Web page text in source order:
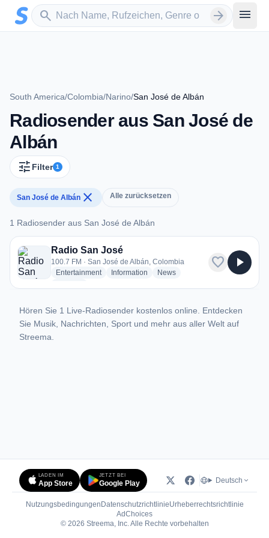
Zum Hauptinhalt springen
search
Sender suchen arrow_forward menu
South America/Colombia/Narino/San José de Albán
Radiosender aus San José de
Albán
tune Filter 1
San José de Albán close Alle zurücksetzen
1 Radiosender aus San José de Albán
1 Radiosender aus San José de Albán
Radio San José
100.7 FM · San José de Albán, Colombia
Entertainmentradio stations
Information radio stations
Newsradio stations
favorite play_arrow
Hören Sie 1 Live-Radiosender kostenlos online. Entdecken
Sie Musik, Nachrichten, Sport und mehr aus aller Welt auf
Streema.
LADEN IM
App Store
JETZT BEI
Google Play Deutsch
Nutzungsbedingungen DatenschutzrichtlinieUrheberrechtsrichtlinie
AdChoices(öffnet in neuem Tab)
© 2026 Streema, Inc. Alle Rechte vorbehalten